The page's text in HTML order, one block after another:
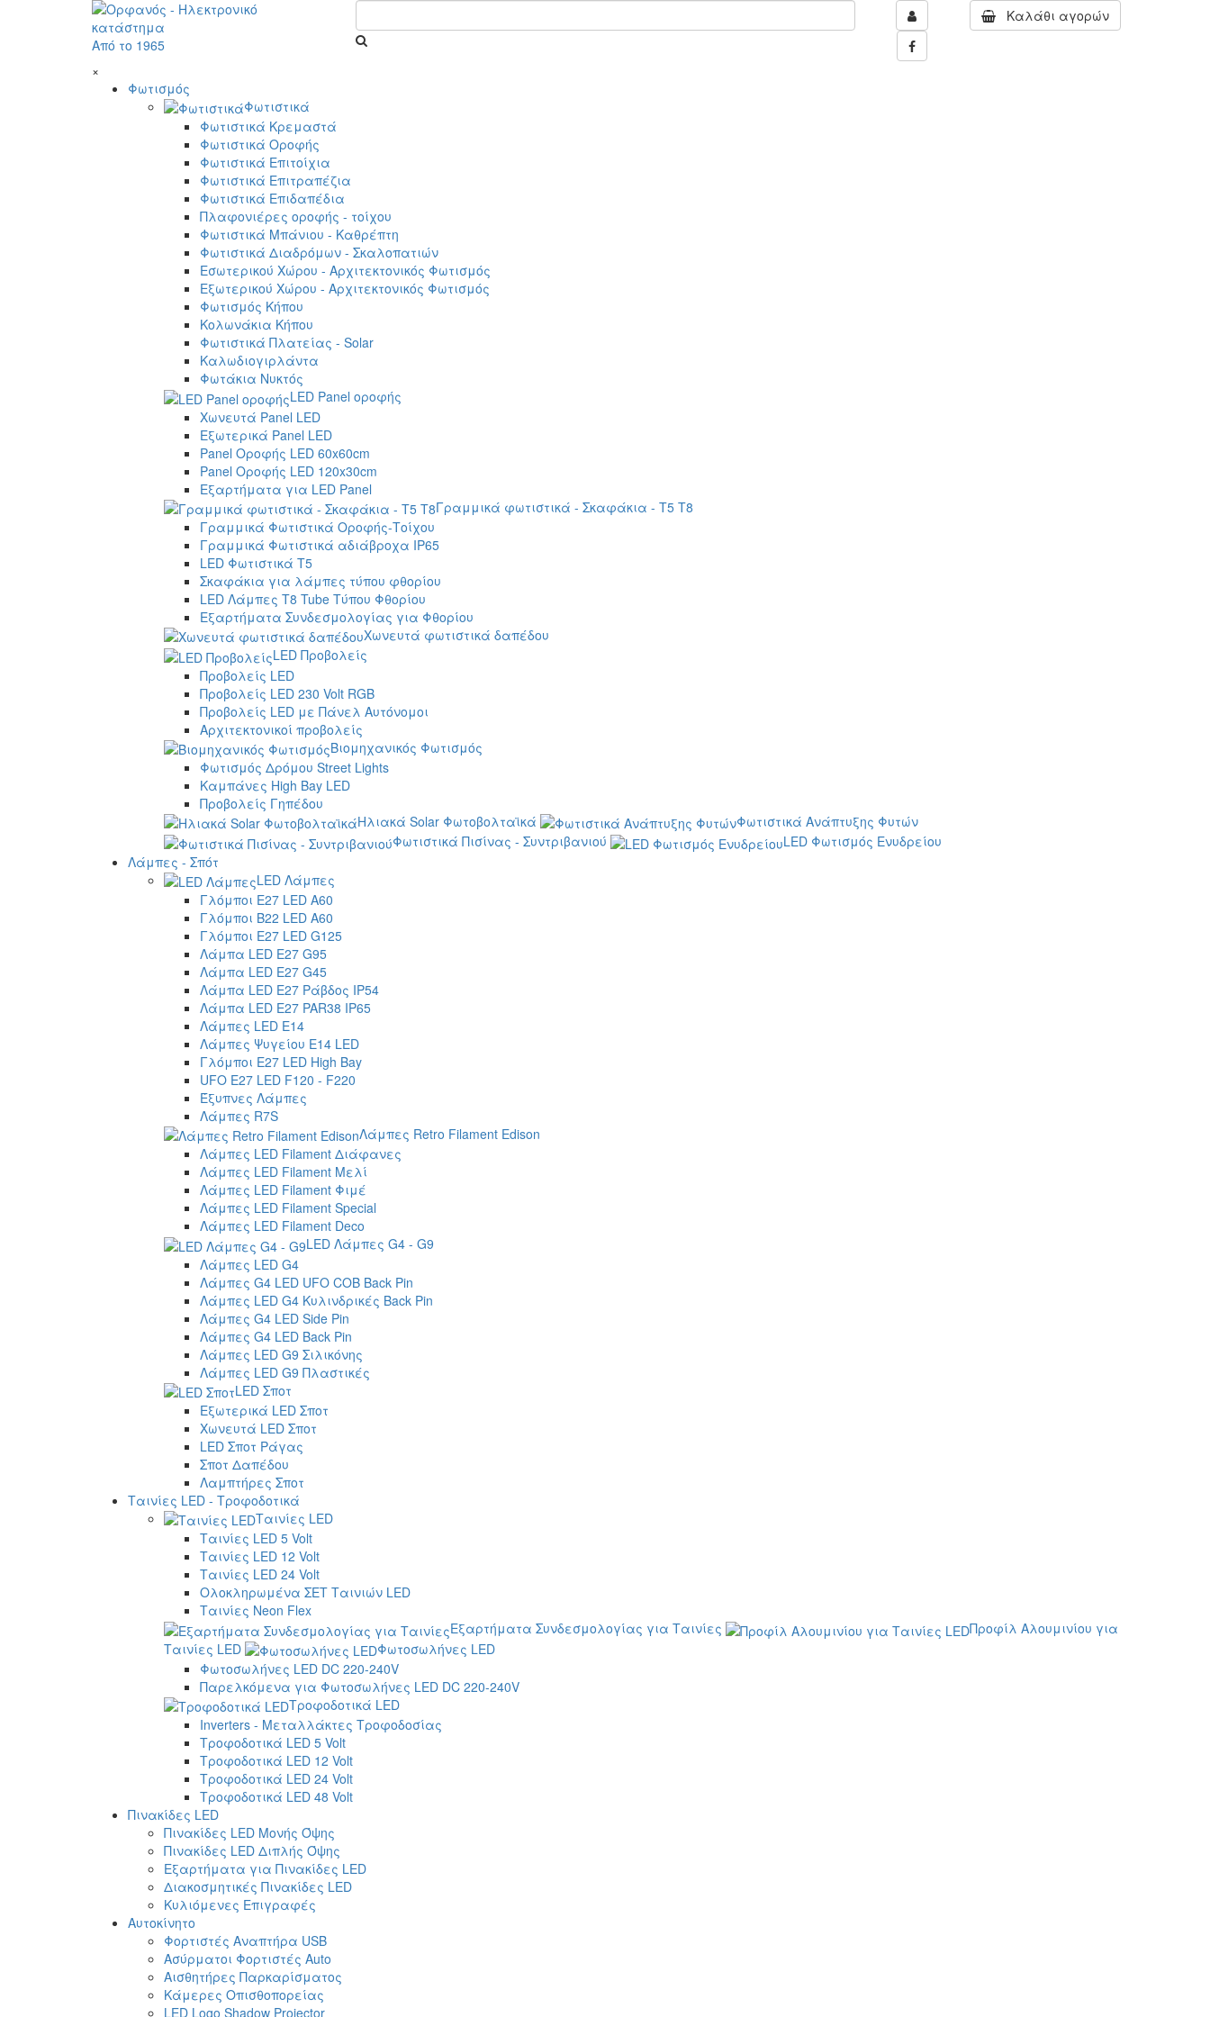
Από το 1965
Καλάθι αγορών
×
Φωτισμός
Φωτιστικά
Φωτιστικά Κρεμαστά
Φωτιστικά Οροφής
Φωτιστικά Επιτοίχια
Φωτιστικά Επιτραπέζια
Φωτιστικά Επιδαπέδια
Πλαφονιέρες οροφής - τοίχου
Φωτιστικά Μπάνιου - Καθρέπτη
Φωτιστικά Διαδρόμων - Σκαλοπατιών
Εσωτερικού Χώρου - Αρχιτεκτονικός Φωτισμός
Εξωτερικού Χώρου - Αρχιτεκτονικός Φωτισμός
Φωτισμός Κήπου
Κολωνάκια Κήπου
Φωτιστικά Πλατείας - Solar
Καλωδιογιρλάντα
Φωτάκια Νυκτός
LED Panel οροφής
Χωνευτά Panel LED
Εξωτερικά Panel LED
Panel Οροφής LED 60x60cm
Panel Οροφής LED 120x30cm
Εξαρτήματα για LED Panel
Γραμμικά φωτιστικά - Σκαφάκια - Τ5 T8
Γραμμικά Φωτιστικά Οροφής-Τοίχου
Γραμμικά Φωτιστικά αδιάβροχα IP65
LED Φωτιστικά T5
Σκαφάκια για λάμπες τύπου φθορίου
LED Λάμπες T8 Tube Τύπου Φθορίου
Εξαρτήματα Συνδεσμολογίας για Φθορίου
Χωνευτά φωτιστικά δαπέδου
LED Προβολείς
Προβολείς LED
Προβολείς LED 230 Volt RGB
Προβολείς LED με Πάνελ Αυτόνομοι
Αρχιτεκτονικοί προβολείς
Βιομηχανικός Φωτισμός
Φωτισμός Δρόμου Street Lights
Καμπάνες High Bay LED
Προβολείς Γηπέδου
Ηλιακά Solar Φωτοβολταϊκά
Φωτιστικά Ανάπτυξης Φυτών
Φωτιστικά Πισίνας - Συντριβανιού
LED Φωτισμός Ενυδρείου
Λάμπες - Σπότ
LED Λάμπες
Γλόμποι E27 LED A60
Γλόμποι B22 LED A60
Γλόμποι E27 LED G125
Λάμπα LED E27 G95
Λάμπα LED E27 G45
Λάμπα LED E27 Ράβδος IP54
Λάμπα LED E27 PAR38 IP65
Λάμπες LED E14
Λάμπες Ψυγείου E14 LED
Γλόμποι E27 LED High Bay
UFO E27 LED F120 - F220
Έξυπνες Λάμπες
Λάμπες R7S
Λάμπες Retro Filament Edison
Λάμπες LED Filament Διάφανες
Λάμπες LED Filament Μελί
Λάμπες LED Filament Φιμέ
Λάμπες LED Filament Special
Λάμπες LED Filament Deco
LED Λάμπες G4 - G9
Λάμπες LED G4
Λάμπες G4 LED UFO COB Back Pin
Λάμπες LED G4 Κυλινδρικές Back Pin
Λάμπες G4 LED Side Pin
Λάμπες G4 LED Back Pin
Λάμπες LED G9 Σιλικόνης
Λάμπες LED G9 Πλαστικές
LED Σποτ
Εξωτερικά LED Σποτ
Χωνευτά LED Σποτ
LED Σποτ Ράγας
Σποτ Δαπέδου
Λαμπτήρες Σποτ
Ταινίες LED - Τροφοδοτικά
Ταινίες LED
Ταινίες LED 5 Volt
Ταινίες LED 12 Volt
Ταινίες LED 24 Volt
Ολοκληρωμένα ΣΕΤ Ταινιών LED
Ταινίες Neon Flex
Εξαρτήματα Συνδεσμολογίας για Ταινίες
Προφίλ Αλουμινίου για
Ταινίες LED
Φωτοσωλήνες LED
Φωτοσωλήνες LED DC 220-240V
Παρελκόμενα για Φωτοσωλήνες LED DC 220-240V
Τροφοδοτικά LED
Inverters - Μεταλλάκτες Τροφοδοσίας
Τροφοδοτικά LED 5 Volt
Τροφοδοτικά LED 12 Volt
Τροφοδοτικά LED 24 Volt
Τροφοδοτικά LED 48 Volt
Πινακίδες LED
Πινακίδες LED Μονής Όψης
Πινακίδες LED Διπλής Όψης
Εξαρτήματα για Πινακίδες LED
Διακοσμητικές Πινακίδες LED
Κυλιόμενες Επιγραφές
Αυτοκίνητο
Φορτιστές Αναπτήρα USB
Ασύρματοι Φορτιστές Auto
Αισθητήρες Παρκαρίσματος
Κάμερες Οπισθοπορείας
LED Logo Shadow Projector